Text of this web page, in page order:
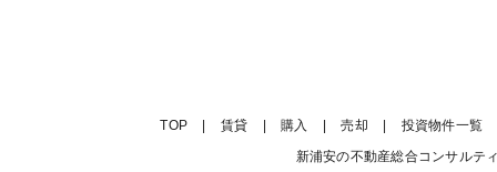
TOP 賃貸 購入 売却
投資物件一覧
新浦安の不動産総合コンサルテ